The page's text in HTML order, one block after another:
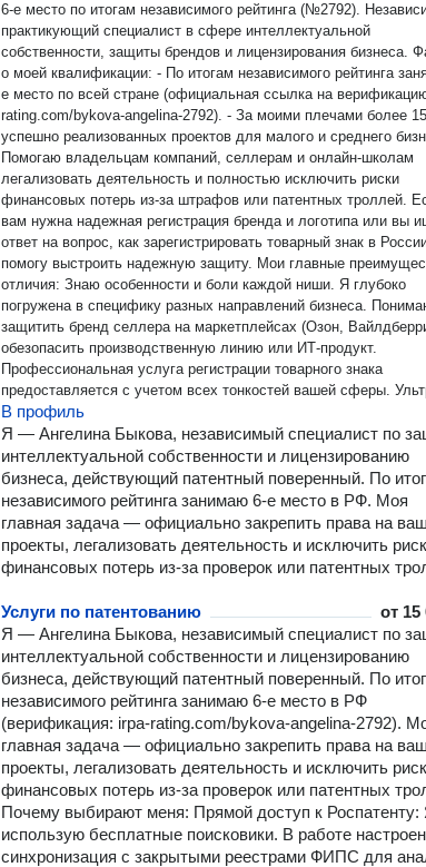
6-е место по итогам независимого рейтинга (№2792).
практикующий специалист в сфере интеллектуальной
собственности, защиты брендов и лицензирования бизнеса. Факты
о моей квалификации: - По итогам независимого рейтинга
е место по всей стране (официальная ссылка на
rating.com/bykova-angelina-2792). - За моими плечами более 150
успешно реализованных проектов для малого и среднего
Помогаю владельцам компаний, селлерам и онлайн-школам
легализовать деятельность и полностью исключить риски
финансовых потерь из-за штрафов или патентных троллей.
вам нужна надежная регистрация бренда и логотипа или вы
ответ на вопрос, как зарегистрировать товарный знак в
помогу выстроить надежную защиту. Мои главные преимущества и
отличия: Знаю особенности и боли каждой ниши. Я глубоко
погружена в специфику разных направлений бизнеса.
защитить бренд селлера на маркетплейсах (Озон,
обезопасить производственную линию или ИТ-продукт.
Профессиональная услуга регистрации товарного знака
предоставляется с учетом всех тонкостей вашей сферы. Ультра-
быстрая подача документов. Законный порядок регистрации
товарного знака требует оперативности. Процедура
занимает минимум времени: приоритет всегда получает тот,
подача заявки на регистрацию товарного знака прошла
конкурентов. В особых случаях возможна ускоренная
товарного знака. Прямой доступ к закрытым реестрам. Я не
использую бесплатные поисковики из интернета. В моей
настроена прямая синхронизация с официальными базами
(Роспатент регистрация товарного знака) и закрытыми
ФИПС. Проводится глубокая проверка регистрации товарного
по 7 критериям, что практически исключает отказ в
товарного знака. Чем я могу вам помочь: Регистрация товарного
знака под ключ — от первичной идеи до получения
Полностью беру на себя все заботы: правильная процедура
регистрации товарного знака и надежная регистрация названия
бренда любой сложности. Образовательные лицензии под ключ —
легализация онлайн-школ, академий и учебных центров
подготовка документов, проверки Роспотребнадзора и
лицензии). Разработка стратегии обхода — если название частично
занято, я сама доработаю его или профессионально подберу
нужные классы (МКТУ для регистрации товарных знаков),
гарантировать одобрение. Защита авторских прав и ИТ-продуктов.
В профиль
Я — Ангелина Быкова, независимый специалист по
интеллектуальной собственности и лицензированию
бизнеса, действующий патентный поверенный. По
независимого рейтинга занимаю 6-е место в РФ. Моя
главная задача — официально закрепить права на
проекты, легализовать деятельность и исключить
финансовых потерь из-за проверок или патентных
Услуги по патентованию от 15
Я — Ангелина Быкова, независимый специалист по
интеллектуальной собственности и лицензированию
бизнеса, действующий патентный поверенный. По
независимого рейтинга занимаю 6-е место в РФ
(верификация: irpa-rating.com/bykova-angelina-2792).
главная задача — официально закрепить права на
проекты, легализовать деятельность и исключить
финансовых потерь из-за проверок или патентных
Почему выбирают меня: Прямой доступ к Роспатенту:
использую бесплатные поисковики. В работе
синхронизация с закрытыми реестрами ФИПС для